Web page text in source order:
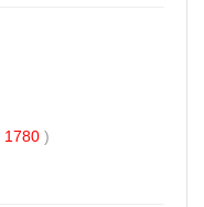
1780 )